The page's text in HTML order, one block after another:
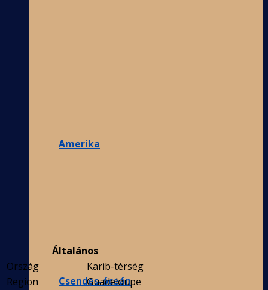
Amerika
Csendes-óceán
Általános
Ország
Karib-térség
Region
Guadeloupe